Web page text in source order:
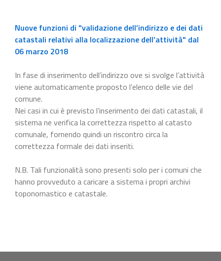
Nuove funzioni di "validazione dell’indirizzo e dei dati
catastali relativi alla localizzazione dell’attività" dal
06 marzo 2018
In fase di inserimento dell’indirizzo ove si svolge l’attività
viene automaticamente proposto l’elenco delle vie del
comune.
Nei casi in cui è previsto l’inserimento dei dati catastali, il
sistema ne verifica la correttezza rispetto al catasto
comunale, fornendo quindi un riscontro circa la
correttezza formale dei dati inseriti.
N.B. Tali funzionalità sono presenti solo per i comuni che
hanno provveduto a caricare a sistema i propri archivi
toponomastico e catastale.